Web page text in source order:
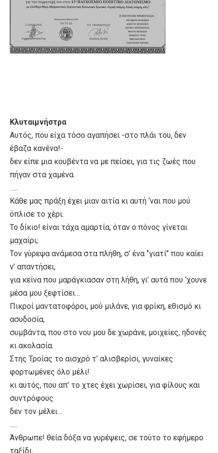
Κλυταιμνήστρα
Αυτός, που είχα τόσο αγαπήσει -στο πλάι του, δεν
έβαζα κανένα!-
δεν είπε μια κουβέντα να με πείσει, για τις ζωές που
πήγαν στα χαμένα.
…..
Κάθε μας πράξη έχει μιαν αιτία κι αυτή ‘ναι που μού
όπλισε το χέρι.
Το δίκιο! είναι τάχα αμαρτία, όταν ο πόνος γίνεται
μαχαίρι;
Τον γύρεψα ανάμεσα στα πλήθη, σ’ ένα ‘’γιατί’’ που καίει
ν’ απαντήσει,
για κείνα που μαράγκιασαν στη λήθη, γι’ αυτά που ‘χουνε
μέσα μου ξεφτίσει…
Πικροί μαντατοφόροι, μού μιλάνε, για φρίκη, εθισμό κι
ασυδοσία,
συμβάντα, που στο νου μου δε χωράνε, μοιχείες, ηδονές
κι ακολασία.
Στης Τροίας το αισχρό τ’ αλισβερίσι, γυναίκες
φορτωμένες όλο μέλι!
κι αυτός, που απ’ το χτες έχει χωρίσει, για φίλους και
συντρόφους
δεν τον μέλει…
…..
Άνθρωπε! θεία δόξα να γυρέψεις, σε τούτο το εφήμερο
ταξίδι,